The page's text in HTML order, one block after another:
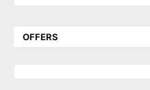
OFFERS